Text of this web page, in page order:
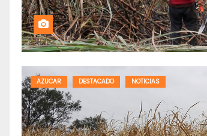
AZUCAR DESTACADO NOTICIAS